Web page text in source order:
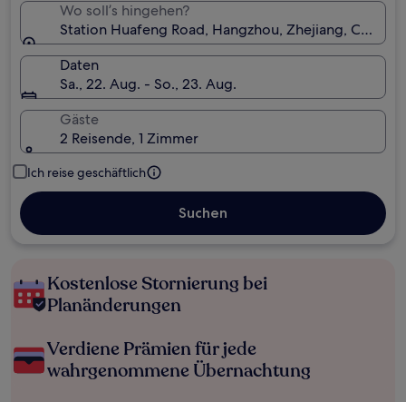
Wo soll’s hingehen?
Station Huafeng Road, Hangzhou, Zhejiang, China
Daten
Sa., 22. Aug. - So., 23. Aug.
Gäste
2 Reisende, 1 Zimmer
Ich reise geschäftlich
Suchen
Kostenlose Stornierung bei
Planänderungen
Verdiene Prämien für jede
wahrgenommene Übernachtung